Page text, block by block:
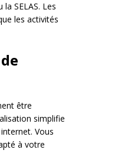
SELAS. Les
les activités
être
simplifie
Vous
à votre